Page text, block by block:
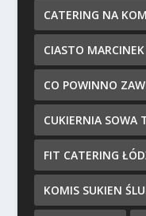
CATERING NA
CIASTO
CO POWINNO
CUKIERNIA SOWA
FIT CATERING
KOMIS SUKIEN